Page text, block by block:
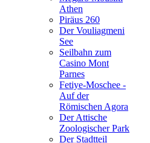
Athen
Piräus 260
Der Vouliagmeni
See
Seilbahn zum
Casino Mont
Parnes
Fetiye-Moschee -
Auf der
Römischen Agora
Der Attische
Zoologischer Park
Der Stadtteil